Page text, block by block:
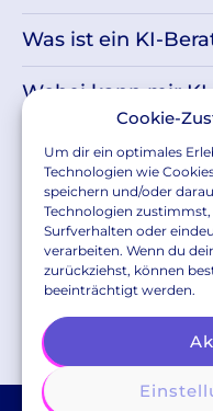
Cookie-
Um dir ein optimales
Technologien wie
speichern und/oder
Technologien
Surfverhalten oder
verarbeiten. Wenn du
zurückziehst, können
beeinträchtigt werden.
Was ist ein KI-
Wobei kann mir KI
Wie viele
KI?
In welchen
Berater einsetzen?